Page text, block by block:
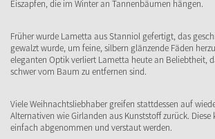
Eiszapfen, die im Winter an Tannenbäumen hängen.
Früher wurde Lametta aus Stanniol gefertigt, das
gewalzt wurde, um feine, silbern glänzende Fäden
eleganten Optik verliert Lametta heute an Beliebtheit,
schwer vom Baum zu entfernen sind.
Viele Weihnachtsliebhaber greifen stattdessen auf
Alternativen wie Girlanden aus Kunststoff zurück.
einfach abgenommen und verstaut werden.